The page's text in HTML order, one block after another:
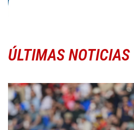
ÚLTIMAS NOTICIAS